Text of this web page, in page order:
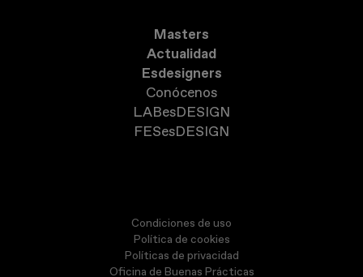
Masters
Actualidad
Esdesigners
Conócenos
LABesDESIGN
FESesDESIGN
Condiciones de uso
Política de cookies
Políticas de privacidad
Oficina de Buenas Prácticas